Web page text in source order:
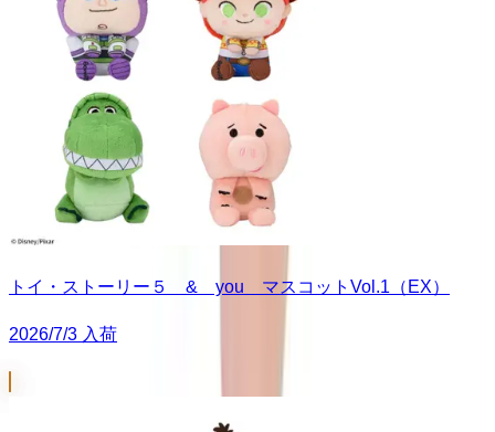
トイ・ストーリー５ & you マスコットVol.1（EX）
2026/7/3 入荷